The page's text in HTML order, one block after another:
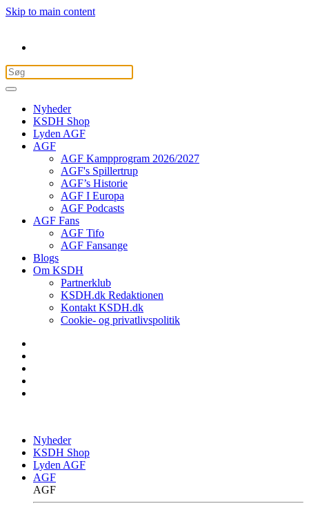
Skip to main content
Nyheder
KSDH Shop
Lyden AGF
AGF
AGF Kampprogram 2026/2027
AGF's Spillertrup
AGF’s Historie
AGF I Europa
AGF Podcasts
AGF Fans
AGF Tifo
AGF Fansange
Blogs
Om KSDH
Partnerklub
KSDH.dk Redaktionen
Kontakt KSDH.dk
Cookie- og privatlivspolitik
Nyheder
KSDH Shop
Lyden AGF
AGF
AGF